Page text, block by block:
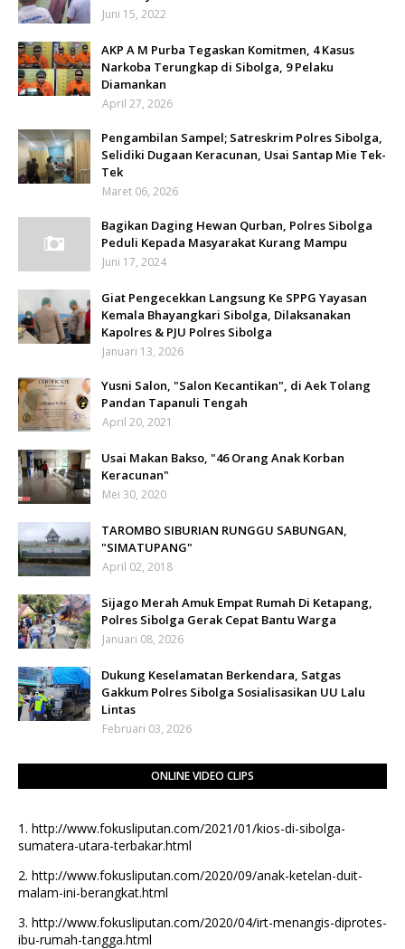
Juni 15, 2022
AKP A M Purba Tegaskan Komitmen, 4 Kasus
Narkoba Terungkap di Sibolga, 9 Pelaku
Diamankan
April 27, 2026
Pengambilan Sampel; Satreskrim Polres Sibolga,
Selidiki Dugaan Keracunan, Usai Santap Mie Tek-
Tek
Maret 06, 2026
Bagikan Daging Hewan Qurban, Polres Sibolga
Peduli Kepada Masyarakat Kurang Mampu
Juni 17, 2024
Giat Pengecekkan Langsung Ke SPPG Yayasan
Kemala Bhayangkari Sibolga, Dilaksanakan
Kapolres & PJU Polres Sibolga
Januari 13, 2026
Yusni Salon, "Salon Kecantikan", di Aek Tolang
Pandan Tapanuli Tengah
April 20, 2021
Usai Makan Bakso, "46 Orang Anak Korban
Keracunan"
Mei 30, 2020
TAROMBO SIBURIAN RUNGGU SABUNGAN,
"SIMATUPANG"
April 02, 2018
Sijago Merah Amuk Empat Rumah Di Ketapang,
Polres Sibolga Gerak Cepat Bantu Warga
Januari 08, 2026
Dukung Keselamatan Berkendara, Satgas
Gakkum Polres Sibolga Sosialisasikan UU Lalu
Lintas
Februari 03, 2026
ONLINE VIDEO CLIPS
1. http://www.fokusliputan.com/2021/01/kios-di-sibolga-
sumatera-utara-terbakar.html
2. http://www.fokusliputan.com/2020/09/anak-ketelan-duit-
malam-ini-berangkat.html
3. http://www.fokusliputan.com/2020/04/irt-menangis-diprotes-
ibu-rumah-tangga.html